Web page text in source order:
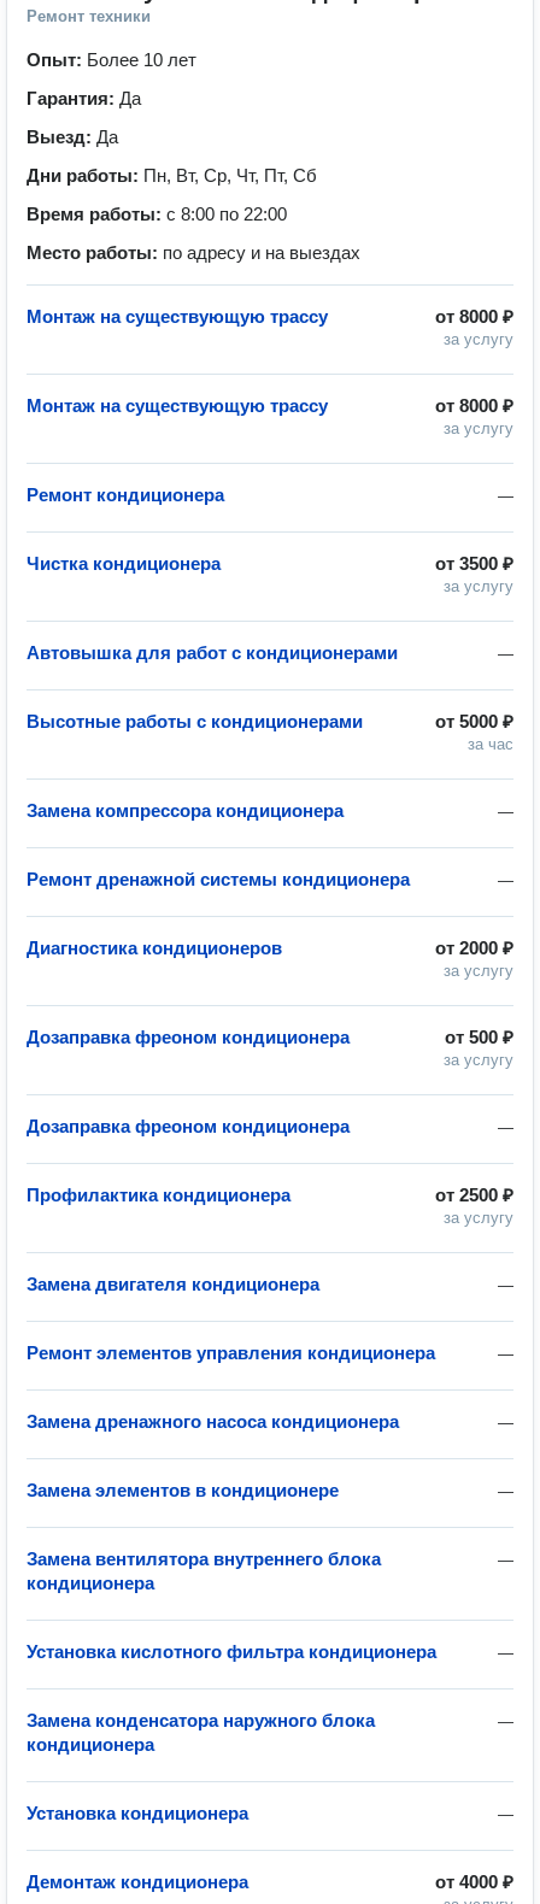
Ремонт техники
Опыт: Более 10 лет
Гарантия: Да
Выезд: Да
Дни работы: Пн, Вт, Ср, Чт, Пт, Сб
Время работы: с 8:00 по 22:00
Место работы: по адресу и на выездах
от 8000 ₽
за услугу
Монтаж на существующую трассу
от 8000 ₽
за услугу
Монтаж на существующую трассу
—
Ремонт кондиционера
от 3500 ₽
за услугу
Чистка кондиционера
—
Автовышка для работ с кондиционерами
от 5000 ₽
за час
Высотные работы с кондиционерами
—
Замена компрессора кондиционера
—
Ремонт дренажной системы кондиционера
от 2000 ₽
за услугу
Диагностика кондиционеров
от 500 ₽
за услугу
Дозаправка фреоном кондиционера
—
Дозаправка фреоном кондиционера
от 2500 ₽
за услугу
Профилактика кондиционера
—
Замена двигателя кондиционера
—
Ремонт элементов управления кондиционера
—
Замена дренажного насоса кондиционера
—
Замена элементов в кондиционере
—
Замена вентилятора внутреннего блока
кондиционера
—
Установка кислотного фильтра кондиционера
—
Замена конденсатора наружного блока
кондиционера
—
Установка кондиционера
от 4000 ₽
Демонтаж кондиционера